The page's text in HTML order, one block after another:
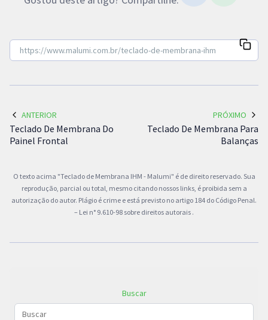
ANTERIOR
Teclado De Membrana Do
Painel Frontal
PRÓXIMO
Teclado De Membrana Para
Balanças
O texto acima "Teclado de Membrana IHM - Malumi" é de direito reservado. Sua
reprodução, parcial ou total, mesmo citando nossos links, é proibida sem a
autorização do autor. Plágio é crime e está previsto no artigo 184 do Código Penal.
– Lei n° 9.610-98 sobre direitos autorais .
Buscar